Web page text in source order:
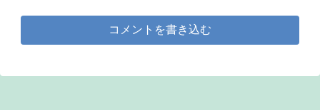
コメントを書き込む